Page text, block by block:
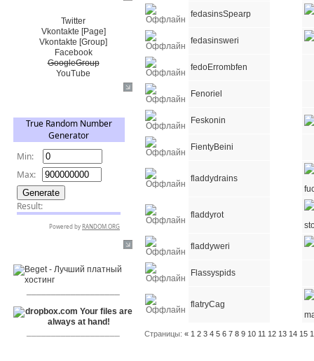
Twitter
Vkontakte [Page]
Vkontakte [Group]
Facebook
GoogleGroup
YouTube
fedasinsSpearp
fedasinsweri
fedoErrombfen
Fenoriel
Feskonin
FientyBeini
fladdydrains
fladdyrot
fladdyweri
Flassyspids
flatryCag
Страницы:« 1 2 3 4 5 6 7 8 9 10 11 12 13 14 15